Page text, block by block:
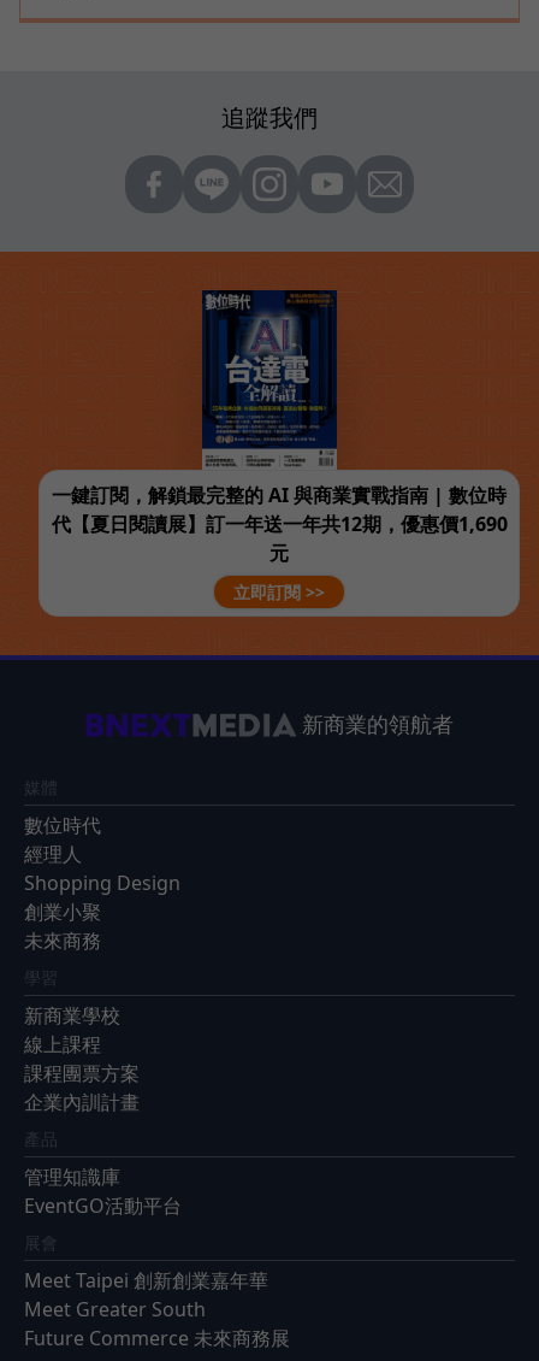
追蹤我們
一鍵訂閱，解鎖最完整的 AI 與商業實戰指南 | 數位時
代【夏日閱讀展】訂一年送一年共12期，優惠價1,690
元
立即訂閱 >>
新商業的領航者
媒體
數位時代
經理人
Shopping Design
創業小聚
未來商務
學習
新商業學校
線上課程
課程團票方案
企業內訓計畫
產品
管理知識庫
EventGO活動平台
展會
Meet Taipei 創新創業嘉年華
Meet Greater South
Future Commerce 未來商務展